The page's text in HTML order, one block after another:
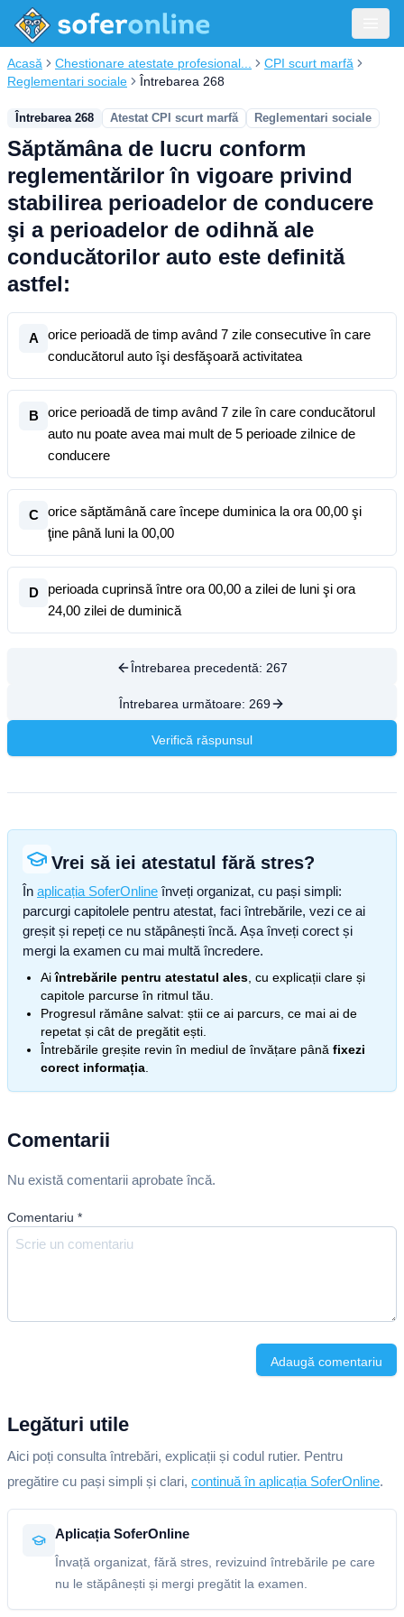
Acasă Chestionare atestate profesional...
CPI scurt marfă
Reglementari sociale
Întrebarea 268
Întrebarea 268 Atestat CPI scurt marfă Reglementari sociale
Săptămâna de lucru conform
reglementărilor în vigoare privind
stabilirea perioadelor de conducere
şi a perioadelor de odihnă ale
conducătorilor auto este definită
astfel:
A
orice perioadă de timp având 7 zile consecutive în care
conducătorul auto îşi desfăşoară activitatea
B
orice perioadă de timp având 7 zile în care conducătorul
auto nu poate avea mai mult de 5 perioade zilnice de
conducere
C
orice săptămână care începe duminica la ora 00,00 şi
ţine până luni la 00,00
D
perioada cuprinsă între ora 00,00 a zilei de luni şi ora
24,00 zilei de duminică
Întrebarea precedentă: 267
Întrebarea următoare: 269
Verifică răspunsul
Vrei să iei atestatul fără stres?
În aplicația SoferOnline înveți organizat, cu pași simpli:
parcurgi capitolele pentru atestat, faci întrebările, vezi ce ai
greșit și repeți ce nu stăpânești încă. Așa înveți corect și
mergi la examen cu mai multă încredere.
Aiîntrebările pentru atestatul ales , cu explicații clare și
capitole parcurse în ritmul tău.
Progresul rămâne salvat: știi ce ai parcurs, ce mai ai de
repetat și cât de pregătit ești.
Întrebările greșite revin în mediul de învățare până fixezi
corect informația
Comentarii
Nu există comentarii aprobate încă.
Comentariu *
Adaugă comentariu
Legături utile
Aici poți consulta întrebări, explicații și codul rutier. Pentru
pregătire cu pași simpli și clari, continuă în aplicația SoferOnline.
Aplicația SoferOnline
Învață organizat, fără stres, revizuind întrebările pe care
nu le stăpânești și mergi pregătit la examen.